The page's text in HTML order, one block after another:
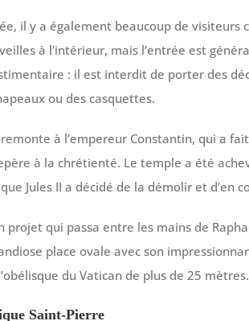
il y a également beaucoup de
à l’intérieur, mais l’entrée est
: il est interdit de porter des
ou des casquettes.
à l’empereur Constantin, qui a
à la chrétienté. Le temple a été
Jules II a décidé de la démolir et d’en
projet qui passa entre les mains de
place ovale avec son
du Vatican de plus de 25 mètres.
Saint-Pierre